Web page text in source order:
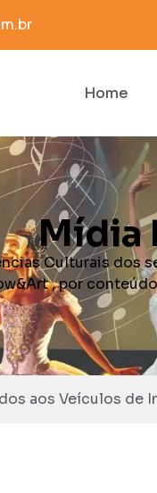
Home
Mídia
Culturais dos
, por
aos Veículos de